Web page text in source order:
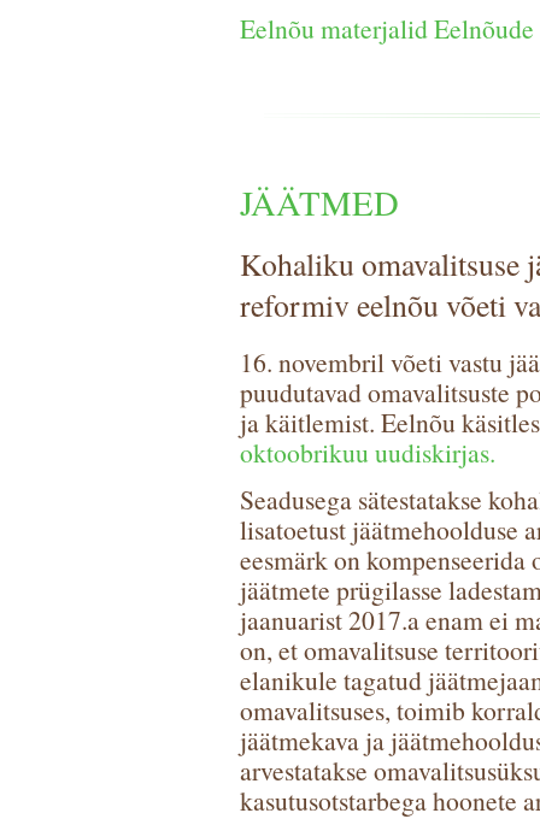
Eelnõu materjalid Eelnõude
JÄÄTMED
Kohaliku omavalitsuse
reformiv eelnõu võeti
16. novembril võeti vastu
puudutavad omavalitsuste
ja käitlemist. Eelnõu
oktoobrikuu uudiskirjas.
Seadusega sätestatakse
lisatoetust jäätmehoolduse
eesmärk on kompenseerida
jäätmete prügilasse
jaanuarist 2017.a enam ei
on, et omavalitsuse
elanikule tagatud
omavalitsuses, toimib
jäätmekava ja
arvestatakse
kasutusotstarbega hoonete